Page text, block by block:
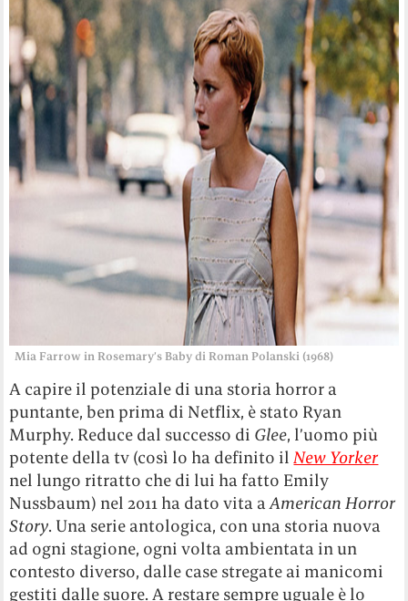
Mia Farrow in Rosemary’s Baby di Roman Polanski (1968)
A capire il potenziale di una storia horror a
puntante, ben prima di Netflix, è stato Ryan
Murphy. Reduce dal successo di Glee, l’uomo più
potente della tv (così lo ha definito ilNew Yorker
nel lungo ritratto che di lui ha fatto Emily
Nussbaum) nel 2011 ha dato vita aAmerican Horror
Story. Una serie antologica, con una storia nuova
ad ogni stagione, ogni volta ambientata in un
contesto diverso, dalle case stregate ai manicomi
gestiti dalle suore. A restare sempre uguale è lo